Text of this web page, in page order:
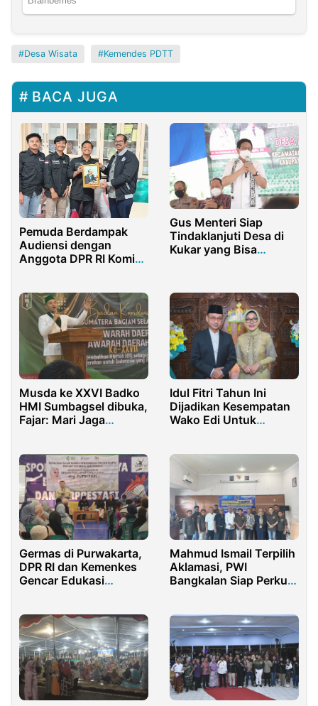
Desa Wisata Kemendes PDTT
BACA JUGA
Pemuda Berdampak
Audiensi dengan
Anggota DPR RI Komisi
Indonesia Emas 2045
Gus Menteri Siap
Tindaklanjuti Desa di
Kukar yang Bisa
Musda ke XXVI Badko
HMI Sumbagsel dibuka,
Fajar: Mari Jaga
Idul Fitri Tahun Ini
Dijadikan Kesempatan
Wako Edi Untuk
Germas di Purwakarta,
DPR RI dan Kemenkes
Gencar Edukasi
Mahmud Ismail Terpilih
Aklamasi, PWI
Bangkalan Siap Perkuat